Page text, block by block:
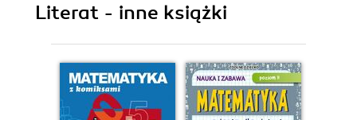
Literat - inne książki